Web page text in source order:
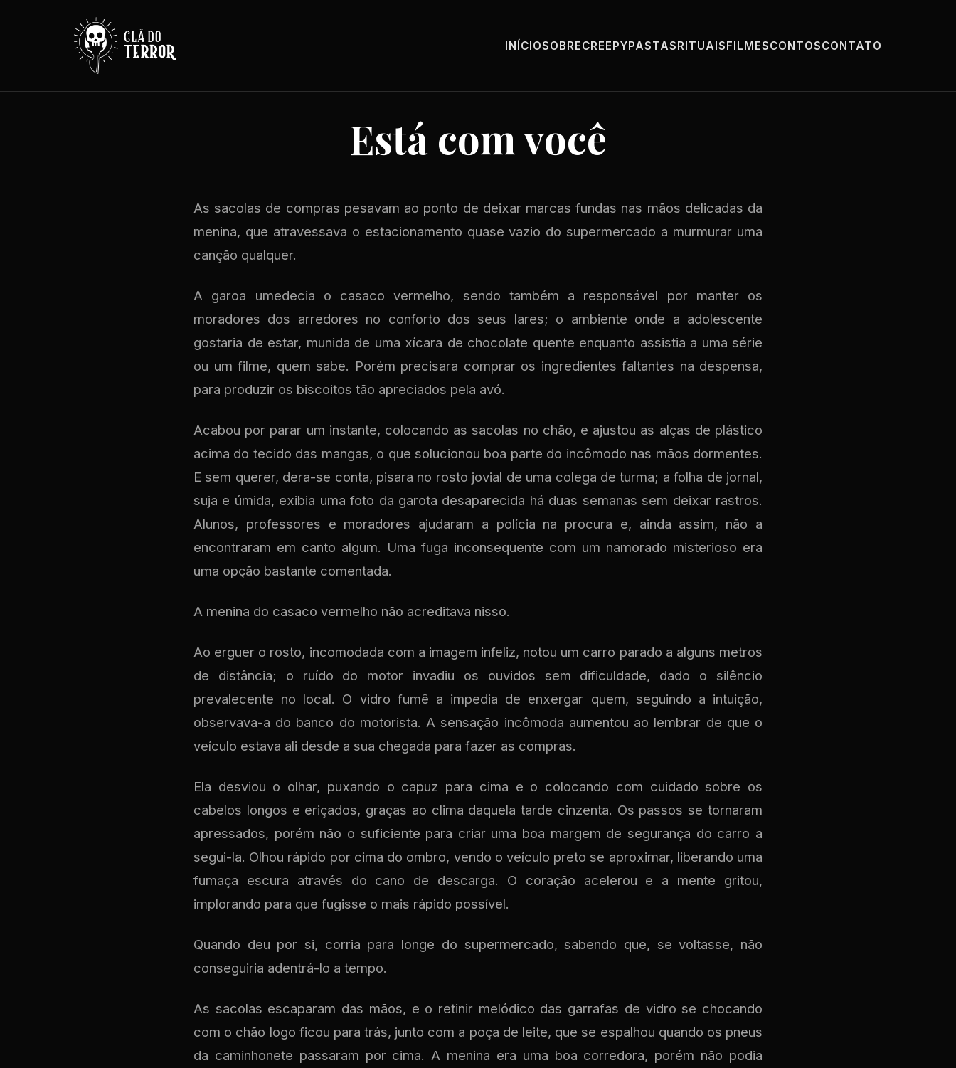
INÍCIOSOBRECREEPYPASTASRITUAISFILMESCONTOSCONTATO
Está com você
As sacolas de compras pesavam ao ponto de deixar marcas fundas nas mãos delicadas da
menina, que atravessava o estacionamento quase vazio do supermercado a murmurar uma
canção qualquer.
A garoa umedecia o casaco vermelho, sendo também a responsável por manter os
moradores dos arredores no conforto dos seus lares; o ambiente onde a adolescente
gostaria de estar, munida de uma xícara de chocolate quente enquanto assistia a uma série
ou um filme, quem sabe. Porém precisara comprar os ingredientes faltantes na despensa,
para produzir os biscoitos tão apreciados pela avó.
Acabou por parar um instante, colocando as sacolas no chão, e ajustou as alças de plástico
acima do tecido das mangas, o que solucionou boa parte do incômodo nas mãos dormentes.
E sem querer, dera-se conta, pisara no rosto jovial de uma colega de turma; a folha de jornal,
suja e úmida, exibia uma foto da garota desaparecida há duas semanas sem deixar rastros.
Alunos, professores e moradores ajudaram a polícia na procura e, ainda assim, não a
encontraram em canto algum. Uma fuga inconsequente com um namorado misterioso era
uma opção bastante comentada.
A menina do casaco vermelho não acreditava nisso.
Ao erguer o rosto, incomodada com a imagem infeliz, notou um carro parado a alguns metros
de distância; o ruído do motor invadiu os ouvidos sem dificuldade, dado o silêncio
prevalecente no local. O vidro fumê a impedia de enxergar quem, seguindo a intuição,
observava-a do banco do motorista. A sensação incômoda aumentou ao lembrar de que o
veículo estava ali desde a sua chegada para fazer as compras.
Ela desviou o olhar, puxando o capuz para cima e o colocando com cuidado sobre os
cabelos longos e eriçados, graças ao clima daquela tarde cinzenta. Os passos se tornaram
apressados, porém não o suficiente para criar uma boa margem de segurança do carro a
segui-la. Olhou rápido por cima do ombro, vendo o veículo preto se aproximar, liberando uma
fumaça escura através do cano de descarga. O coração acelerou e a mente gritou,
implorando para que fugisse o mais rápido possível.
Quando deu por si, corria para longe do supermercado, sabendo que, se voltasse, não
conseguiria adentrá-lo a tempo.
As sacolas escaparam das mãos, e o retinir melódico das garrafas de vidro se chocando
com o chão logo ficou para trás, junto com a poça de leite, que se espalhou quando os pneus
da caminhonete passaram por cima. A menina era uma boa corredora, porém não podia